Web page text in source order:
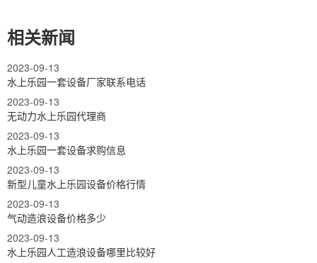
相关新闻
2023-09-13
水上乐园一套设备厂家联系电话
2023-09-13
无动力水上乐园代理商
2023-09-13
水上乐园一套设备求购信息
2023-09-13
新型儿童水上乐园设备价格行情
2023-09-13
气动造浪设备价格多少
2023-09-13
水上乐园人工造浪设备哪里比较好